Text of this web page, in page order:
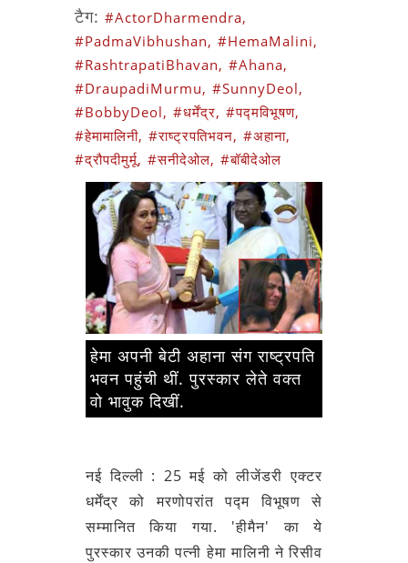
टैग: #ActorDharmendra,
#PadmaVibhushan, #HemaMalini,
#RashtrapatiBhavan, #Ahana,
#DraupadiMurmu, #SunnyDeol,
#BobbyDeol, #धर्मेंद्र, #पद्मविभूषण,
#हेमामालिनी, #राष्ट्रपतिभवन, #अहाना,
#द्रौपदीमुर्मू, #सनीदेओल, #बॉबीदेओल
हेमा अपनी बेटी अहाना संग राष्ट्रपति
भवन पहुंची थीं. पुरस्कार लेते वक्त
वो भावुक दिखीं.
नई दिल्ली : 25 मई को लीजेंडरी एक्टर
धर्मेंद्र को मरणोपरांत पद्म विभूषण से
सम्मानित किया गया. 'हीमैन' का ये
पुरस्कार उनकी पत्नी हेमा मालिनी ने रिसीव